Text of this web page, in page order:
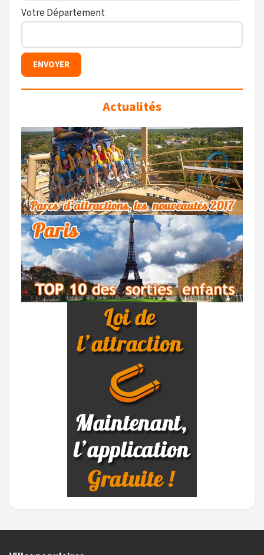
Votre Département
Actualités